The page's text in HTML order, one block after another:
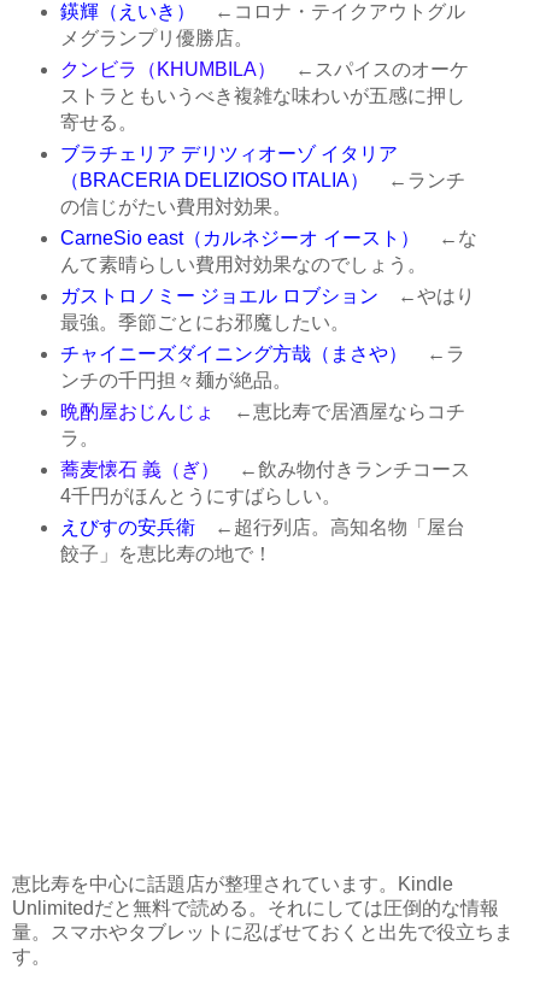
鍈輝（えいき）
←コロナ・テイクアウトグル
メグランプリ優勝店。
クンビラ（KHUMBILA）
←スパイスのオーケ
ストラともいうべき複雑な味わいが五感に押し
寄せる。
ブラチェリア デリツィオーゾ イタリア
（BRACERIA DELIZIOSO ITALIA）
←ランチ
の信じがたい費用対効果。
CarneSio east（カルネジーオ イースト）
←な
んて素晴らしい費用対効果なのでしょう。
ガストロノミー ジョエル ロブション ←やはり
最強。季節ごとにお邪魔したい。
チャイニーズダイニング方哉（まさや）
←ラ
ンチの千円担々麺が絶品。
晩酌屋おじんじょ
←恵比寿で居酒屋ならコチ
ラ。
蕎麦懐石 義（ぎ）
←飲み物付きランチコース
4千円がほんとうにすばらしい。
えびすの安兵衛←超行列店。高知名物「屋台
餃子」を恵比寿の地で！
恵比寿を中心に話題店が整理されています。Kindle
Unlimitedだと無料で読める。それにしては圧倒的な情報
量。スマホやタブレットに忍ばせておくと出先で役立ちま
す。